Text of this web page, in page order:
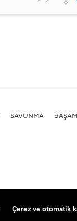
SAVUNMA YAŞAM
Çerez ve otomatik